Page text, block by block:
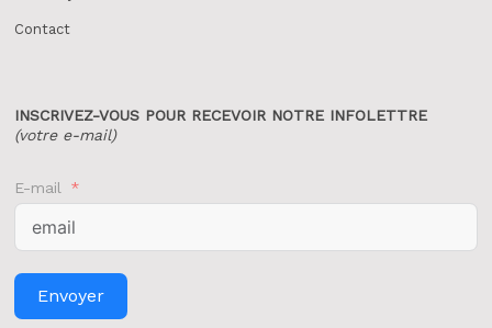
Contact
INSCRIVEZ-VOUS POUR RECEVOIR NOTRE INFOLETTRE
(votre e-mail)
E-mail
Envoyer